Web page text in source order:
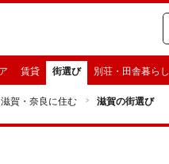
賃貸 街選び 別荘・田舎暮らし
賀・奈良に住む 滋賀の街選び